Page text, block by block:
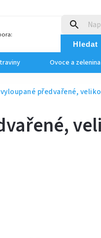
Hledat
Ovoce a zelenina
předvařené,